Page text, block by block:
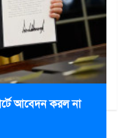
আবেদন করল না